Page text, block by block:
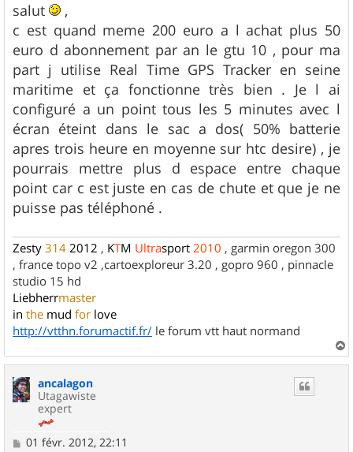
salut
,
c est quand meme 200 euro a l achat plus 50
euro d abonnement par an le gtu 10 , pour ma
part j utilise Real Time GPS Tracker en seine
maritime et ça fonctionne très bien . Je l ai
configuré a un point tous les 5 minutes avec l
écran éteint dans le sac a dos( 50% batterie
apres trois heure en moyenne sur htc desire) , je
pourrais mettre plus d espace entre chaque
point car c est juste en cas de chute et que je ne
puisse pas téléphoné .
Zesty 314 2012 , KTM Ultrasport 2010 , garmin oregon 300
, france topo v2 ,cartoexploreur 3.20 , gopro 960 , pinnacle
studio 15 hd
Liebherrmaster
in the mud for love
http://vtthn.forumactif.fr/ le forum vtt haut normand
a
ancalagon
Utagawiste
expert
M
01 févr. 2012, 22:11